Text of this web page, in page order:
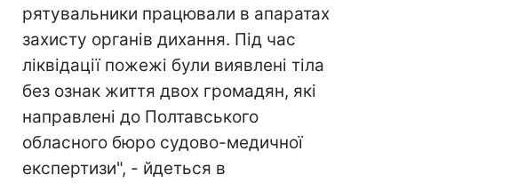
рятувальники працювали в апаратах
захисту органів дихання. Під час
ліквідації пожежі були виявлені тіла
без ознак життя двох громадян, які
направлені до Полтавського
обласного бюро судово-медичної
експертизи", - йдеться в